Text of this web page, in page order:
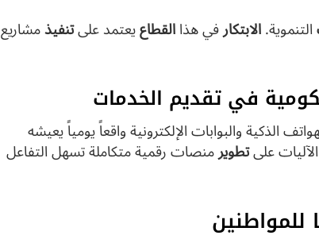
التنموية.الابتكارفي هذاالقطاعيعتمد علىتنفيذمشاريع
في تقديم الخدمات
الذكية والبوابات الإلكترونية واقعاً يومياً يعيشه
علىتطويرمنصات رقمية متكاملة تسهل التفاعل
للمواطنين